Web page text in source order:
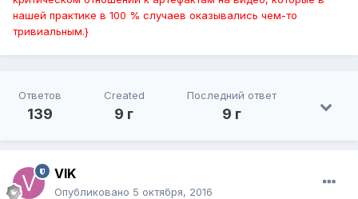
нашей практике в 100 % случаев оказывались чем-то
тривиальным.}
Ответов
139
Created
9 г
Последний ответ
9 г
VIK
Опубликовано 5 октября, 2016